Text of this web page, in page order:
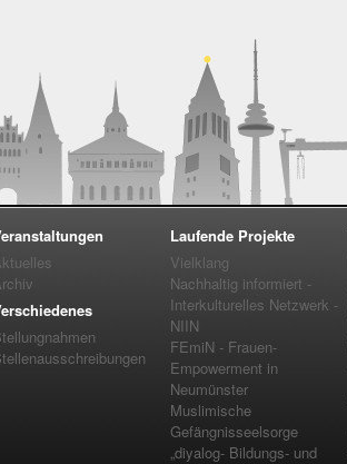
Laufende Projekte
Vielklang
Nachhaltig informiert -
Interkulturelles Netzwerk -
NIIN
FEmiN - Frauen-
Empowerment in
Neumünster
Muslimische
Gefängnisseelsorge
„diyalog- Bildungs- und